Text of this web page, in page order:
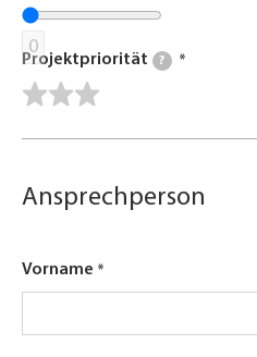
0
Projektpriorität ?
Ansprechperson
Vorname